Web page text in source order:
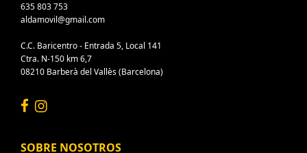
635 803 753
aldamovil@gmail.com
C.C. Baricentro - Entrada 5, Local 141
Ctra. N-150 km 6,7
08210 Barberà del Vallès (Barcelona)
SOBRE NOSOTROS